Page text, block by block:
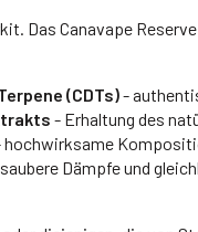
Das Canavape
(CDTs)-
- Erhaltung des
hochwirksame
Dämpfe und